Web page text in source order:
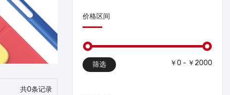
共0条记录
价格区间
筛选 ￥0 - ￥2000